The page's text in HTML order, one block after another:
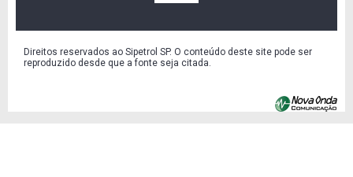
Direitos reservados ao Sipetrol SP. O conteúdo deste site pode ser
reproduzido desde que a fonte seja citada.